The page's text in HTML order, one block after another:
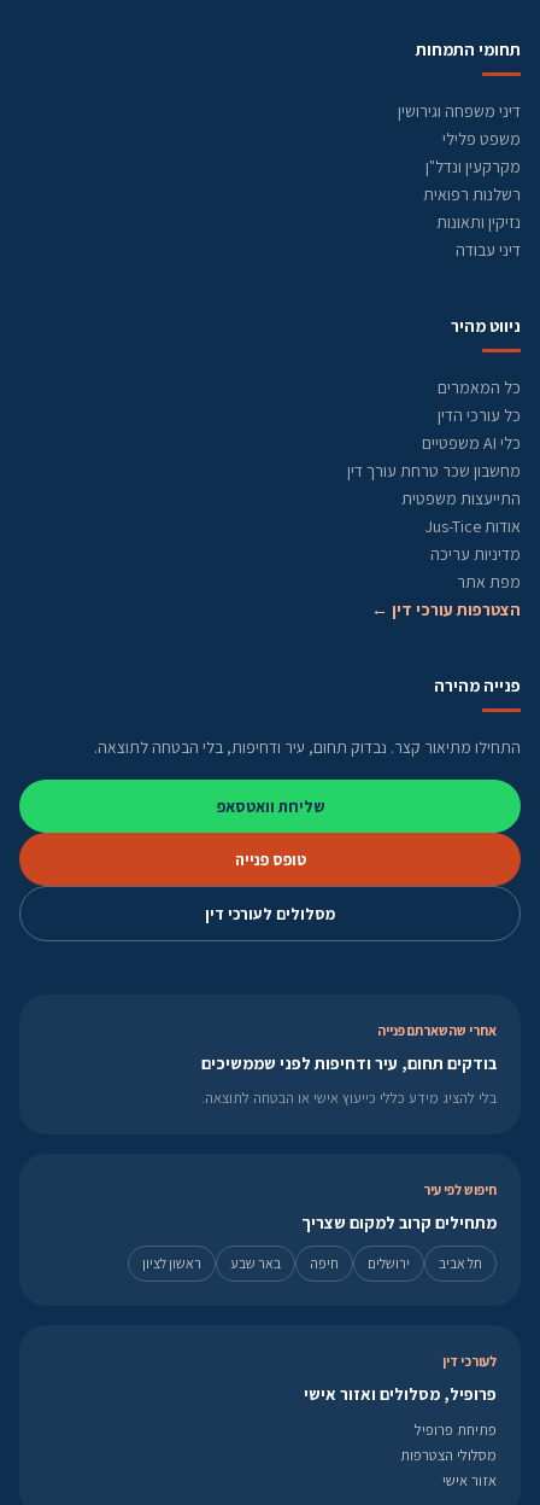
תחומי התמחות
דיני משפחה וגירושין
משפט פלילי
מקרקעין ונדל"ן
רשלנות רפואית
נזיקין ותאונות
דיני עבודה
ניווט מהיר
כל המאמרים
כל עורכי הדין
כלי AI משפטיים
מחשבון שכר טרחת עורך דין
התייעצות משפטית
אודות Jus-Tice
מדיניות עריכה
מפת אתר
הצטרפות עורכי דין ←
פנייה מהירה
התחילו מתיאור קצר. נבדוק תחום, עיר ודחיפות, בלי הבטחה לתוצאה.
שליחת וואטסאפ
טופס פנייה
מסלולים לעורכי דין
אחרי שהשארתם פנייה
בודקים תחום, עיר ודחיפות לפני שממשיכים
בלי להציג מידע כללי כייעוץ אישי או הבטחה לתוצאה.
חיפוש לפי עיר
מתחילים קרוב למקום שצריך
תל אביב ירושלים חיפה באר שבע ראשון לציון
לעורכי דין
פרופיל, מסלולים ואזור אישי
פתיחת פרופיל
מסלולי הצטרפות
אזור אישי